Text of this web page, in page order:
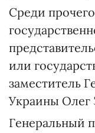
Среди
или
заместитель
Украины Олег
Генеральный